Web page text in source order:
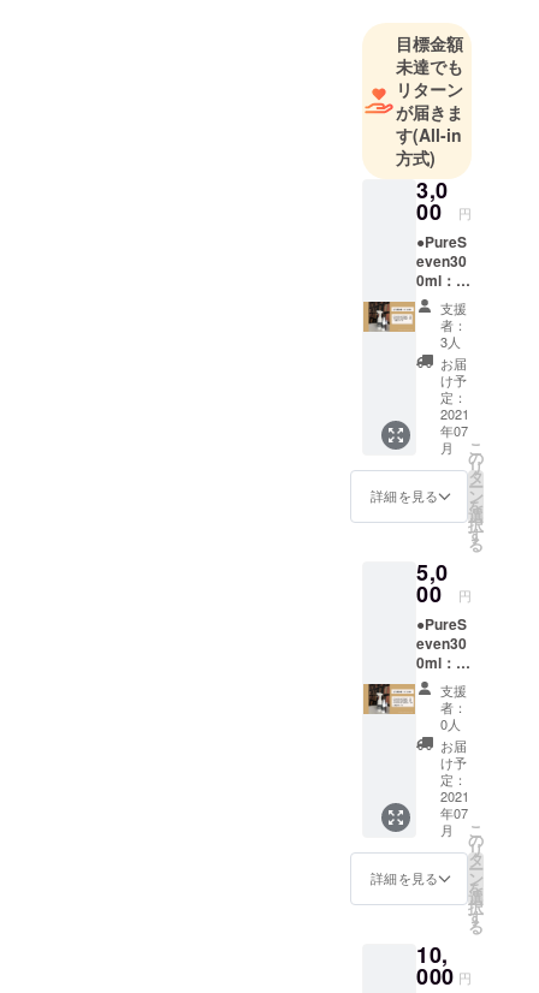
マです。
毎日仕事・
家事・育児
に奮闘
中！！
2021年クラ
ウドファン
ディング初
挑戦いたし
ます。ご支
援よろしく
お願いいた
します。
目標金額
未達でも
リターン
が届きま
す(All-in
方式)
3,0
00 円
●PureS
even30
0ml：１
本
●PureS
even10
0ml：１
本 ●お
礼の
メール
支援
者：
3人
お届
け予
定：
2021
年07
月
詳細を見る
こ
の
リ
タ
ー
ン
を
選
択
す
る
5,0
00 円
●PureS
even30
0ml：１
本
●PureS
even10
0ml：１
●PureS
even-
α30ml
：１本
●お礼の
メール
支援
者：
0人
お届
け予
定：
2021
年07
月
詳細を見る
こ
の
リ
タ
ー
ン
を
選
択
す
る
10,
000 円